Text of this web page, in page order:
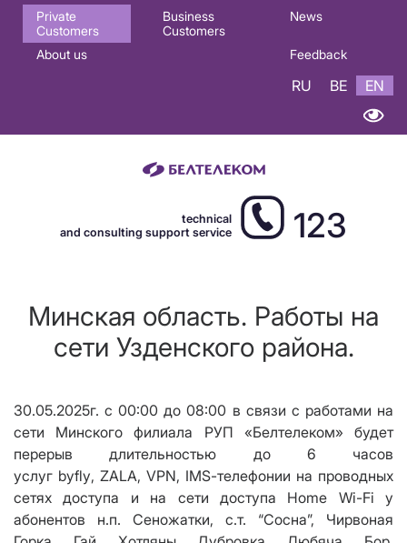
Основная
навигация
Private
Customers
Business
Customers
News
About us Feedback
RU BE EN
technical
and consulting support service
123
Минская область. Работы на
сети Узденского района.
30.05.2025г. с 00:00 до 08:00 в связи с работами на
сети Минского филиала РУП «Белтелеком» будет
перерыв длительностью до 6 часов
услуг byfly, ZALA, VPN, IMS-телефонии на проводных
сетях доступа и на сети доступа Home Wi-Fi у
абонентов н.п. Сеножатки, с.т. “Сосна”, Чирвоная